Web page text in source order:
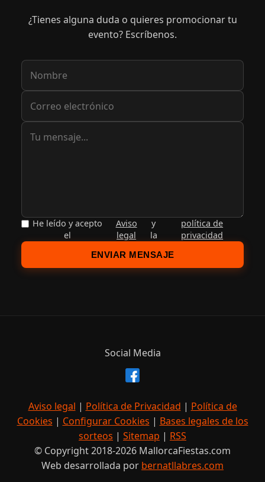
¿Tienes alguna duda o quieres promocionar tu
evento? Escríbenos.
He leído y acepto
el
Aviso
legal
y
la
política de
privacidad
ENVIAR MENSAJE
Social Media
Aviso legal | Política de Privacidad | Política de
Cookies | Configurar Cookies | Bases legales de los
sorteos | Sitemap | RSS
© Copyright 2018-2026 MallorcaFiestas.com
Web desarrollada por bernatllabres.com